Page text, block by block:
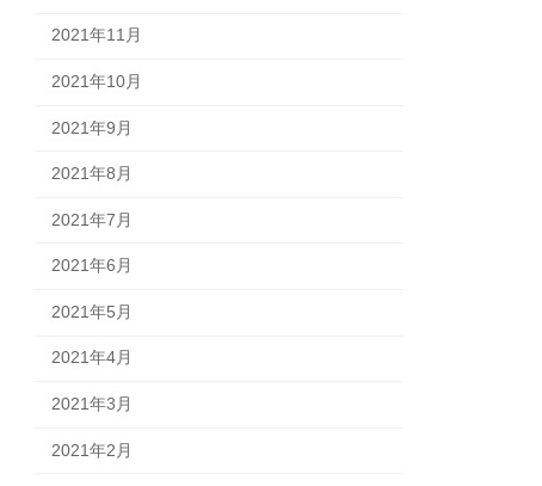
2021年11月
2021年10月
2021年9月
2021年8月
2021年7月
2021年6月
2021年5月
2021年4月
2021年3月
2021年2月